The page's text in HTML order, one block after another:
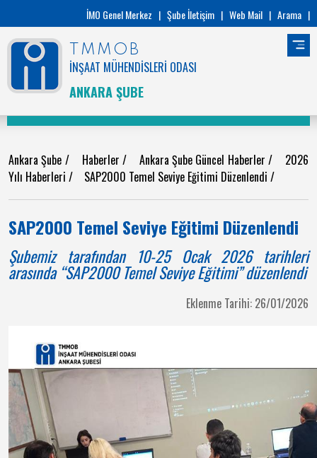
İMO Genel Merkez | Şube İletişim | Web Mail | Arama |
TMMOB
İNŞAAT MÜHENDİSLERİ ODASI
ANKARA ŞUBE
Ankara Şube / Haberler / Ankara Şube Güncel Haberler/ 2026
Yılı Haberleri / SAP2000 Temel Seviye Eğitimi Düzenlendi /
SAP2000 Temel Seviye Eğitimi Düzenlendi
Şubemiz tarafından 10-25 Ocak 2026 tarihleri
arasında “SAP2000 Temel Seviye Eğitimi” düzenlendi
Eklenme Tarihi: 26/01/2026